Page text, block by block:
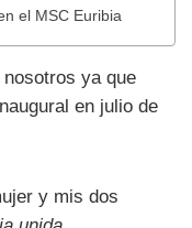
el MSC Euribia
ya que
en julio de
y mis dos